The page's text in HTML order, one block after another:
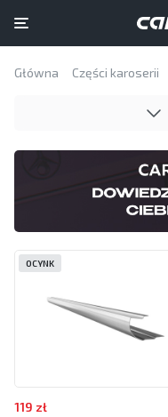
Główna Części karoserii
119 zł
OCYNK